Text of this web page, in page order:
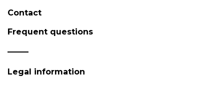
Contact
Frequent questions
Legal information